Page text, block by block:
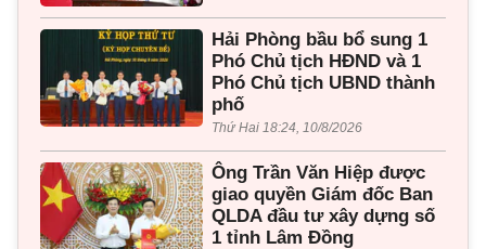
Hải Phòng bầu bổ sung 1
Phó Chủ tịch HĐND và 1
Phó Chủ tịch UBND thành
phố
Thứ Hai 18:24, 10/8/2026
Ông Trần Văn Hiệp được
giao quyền Giám đốc Ban
QLDA đầu tư xây dựng số
1 tỉnh Lâm Đồng